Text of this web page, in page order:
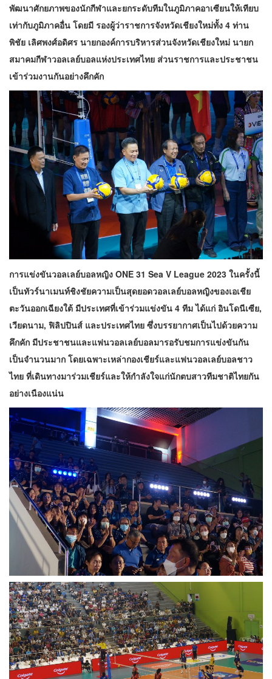
พัฒนาศักยภาพของนักกีฬาและยกระดับทีมในภูมิภาคอาเซียนให้เทียบ
เท่ากับภูมิภาคอื่น โดยมี รองผู้ว่าราชการจังหวัดเชียงใหม่ทั้ง 4 ท่าน
พิชัย เลิศพงศ์อดิศร นายกองค์การบริหารส่วนจังหวัดเชียงใหม่ นายก
สมาคมกีฬาวอลเลย์บอลแห่งประเทศไทย ส่วนราชการและประชาชน
เข้าร่วมงานกันอย่างคึกคัก
การแข่งขันวอลเลย์บอลหญิง ONE 31 Sea V League 2023 ในครั้งนี้
เป็นทัวร์นาเมนท์ชิงชัยความเป็นสุดยอดวอลเลย์บอลหญิงของเอเชีย
ตะวันออกเฉียงใต้ มีประเทศที่เข้าร่วมแข่งขัน 4 ทีม ได้แก่ อินโดนีเซีย,
เวียดนาม, ฟิลิปปินส์ และประเทศไทย ซึ่งบรรยากาศเป็นไปด้วยความ
คึกคัก มีประชาชนและแฟนวอลเลย์บอลมารอรับชมการแข่งขันกัน
เป็นจำนวนมาก โดยเฉพาะเหล่ากองเชียร์และแฟนวอลเลย์บอลชาว
ไทย ที่เดินทางมาร่วมเชียร์และให้กำลังใจแก่นักตบสาวทีมชาติไทยกัน
อย่างเนืองแน่น